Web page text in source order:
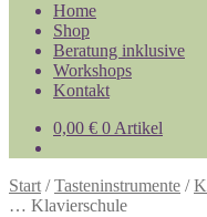
Home
Shop
Beratung inklusive
Workshops
Kontakt
0,00 € 0 Artikel
Start /Tasteninstrumente /
… Klavierschule